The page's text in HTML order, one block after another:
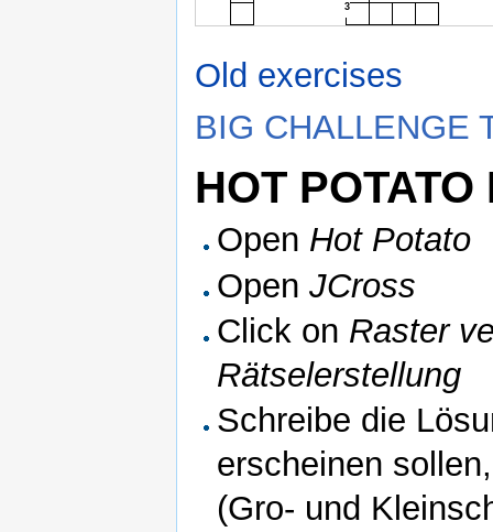
3
Old exercises
BIG CHALLENGE
HOT
Open Hot Potato
OpenJCross
Click on Raster
Rätselerstellung
Schreibe die
erscheinen
(Gro- und